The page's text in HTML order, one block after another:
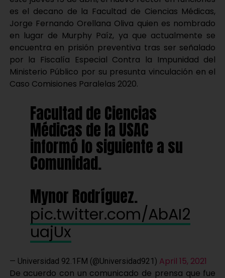
es el decano de la Facultad de Ciencias Médicas,
Jorge Fernando Orellana Oliva quien es nombrado
en lugar de Murphy Paíz, ya que actualmente se
encuentra en prisión preventiva tras ser señalado
por la Fiscalía Especial Contra la Impunidad del
Ministerio Público por su presunta vinculación en el
Caso Comisiones Paralelas 2020.
Facultad de Ciencias
Médicas de la USAC
informó lo siguiente a su
Comunidad.
Mynor Rodríguez.
pic.twitter.com/AbAI2
uajUx
— Universidad 92.1FM (@Universidad921) April 15, 2021
De acuerdo con un comunicado de prensa que fue